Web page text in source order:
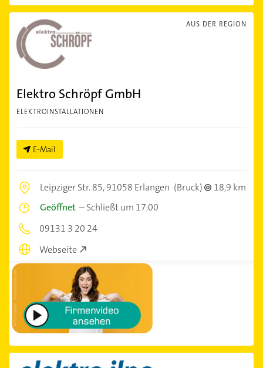
AUS DER REGION
Elektro Schröpf GmbH
ELEKTROINSTALLATIONEN
E-Mail
Leipziger Str. 85,91058 Erlangen (Bruck)
18,9 km
Geöffnet –Schließt um 17:00
09131 3 20 24
Webseite